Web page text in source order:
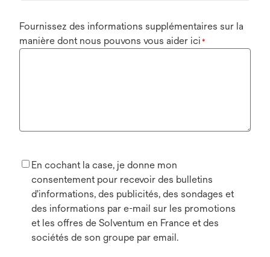
Fournissez des informations supplémentaires sur la
manière dont nous pouvons vous aider ici *
En cochant la case, je donne mon
consentement pour recevoir des bulletins
d'informations, des publicités, des sondages et
des informations par e-mail sur les promotions
et les offres de Solventum en France et des
sociétés de son groupe par email.